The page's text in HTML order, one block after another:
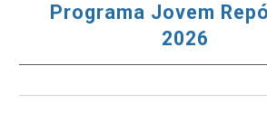
Programa Jovem
2026